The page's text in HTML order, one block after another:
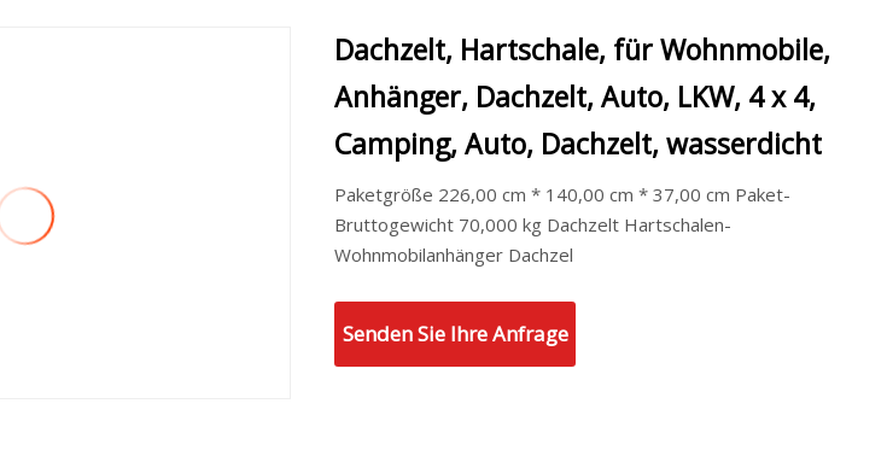
Dachzelt, Hartschale, für Wohnmobile,
Anhänger, Dachzelt, Auto, LKW, 4 x 4,
Camping, Auto, Dachzelt, wasserdicht
Paketgröße 226,00 cm * 140,00 cm * 37,00 cm Paket-
Bruttogewicht 70,000 kg Dachzelt Hartschalen-
Wohnmobilanhänger Dachzel
Senden Sie Ihre Anfrage